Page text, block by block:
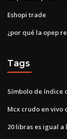
Eshopi trade
¿por qué la opep
Tags
Símbolo de índice
Mcx crudo en vivo
20 libras es igual